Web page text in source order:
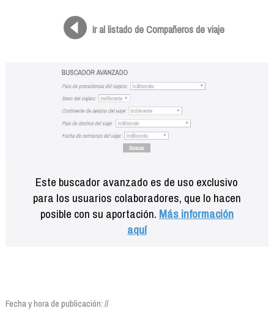
Ir al listado de Compañeros de viaje
Este buscador avanzado es de uso exclusivo
para los usuarios colaboradores, que lo hacen
posible con su aportación. Más información
aquí
Fecha y hora de publicación: //